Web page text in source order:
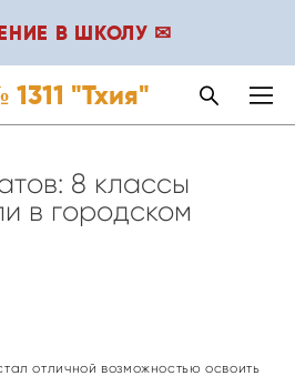
В ШКОЛУ ✉
"Тхия"
8 классы
в городском
отличной возможностью освоить